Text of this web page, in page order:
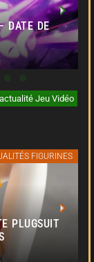
DATE DE
Jeu Vidéo
FIGURINES